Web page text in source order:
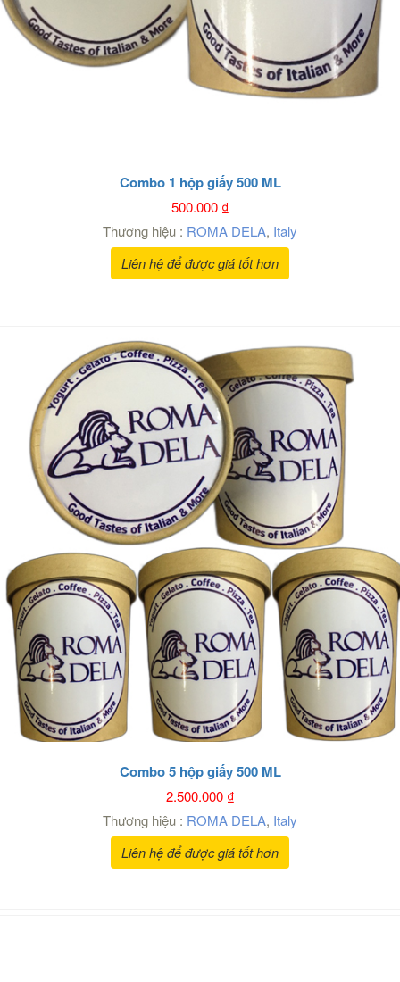
Combo 1 hộp giấy 500 ML
500.000₫
Thương hiệu : ROMA DELA, Italy
Liên hệ để được giá tốt hơn
Combo 5 hộp giấy 500 ML
2.500.000₫
Thương hiệu : ROMA DELA, Italy
Liên hệ để được giá tốt hơn